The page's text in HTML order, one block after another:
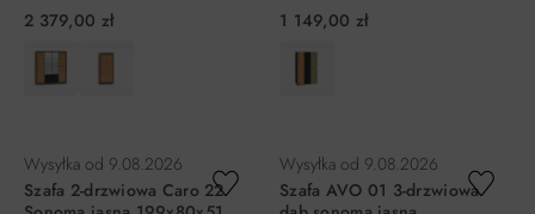
2 379,00 zł
1 149,00 zł
Wysyłka od 9.08.2026
Szafa 2-drzwiowa Caro 22
Wysyłka od 9.08.2026
Szafa AVO 01 3-drzwiowa